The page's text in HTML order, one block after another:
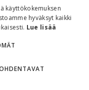
käyttökokemuksen
hyväksyt kaikki
Lue lisää